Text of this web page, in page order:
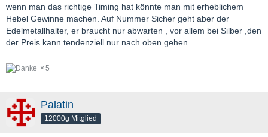
wenn man das richtige Timing hat könnte man mit erheblichem
Hebel Gewinne machen. Auf Nummer Sicher geht aber der
Edelmetallhalter, er braucht nur abwarten , vor allem bei Silber ,den
der Preis kann tendenziell nur nach oben gehen.
5
Palatin
12000g Mitglied